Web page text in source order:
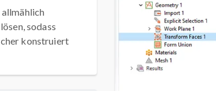
sodass
konstruiert